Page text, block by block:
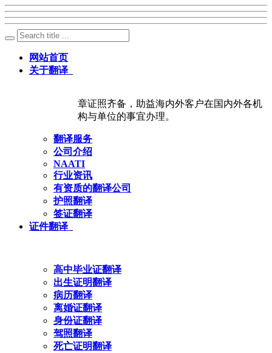
网站首页
关于翻译
章证照齐备，助益海内外客户在国内外各机
构与单位的事宜办理。
翻译服务
公司介绍
NAATI
行业资讯
有资质的翻译公司
护照翻译
签证翻译
证件翻译
高中毕业证翻译
出生证明翻译
病历翻译
离婚证翻译
身份证翻译
驾照翻译
死亡证明翻译